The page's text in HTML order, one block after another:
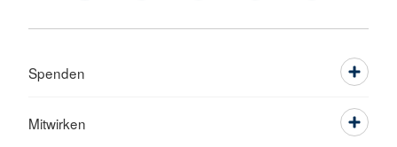
Spenden
Mitwirken